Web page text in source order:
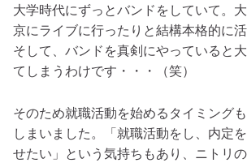
大学時代にずっとバンドをしていて。
京にライブに行ったりと結構本格的に活
そして、バンドを真剣にやっていると
てしまうわけです・・・（笑）
そのため就職活動を始めるタイミング
しまいました。「就職活動をし、内定
せたい」という気持ちもあり、ニトリ